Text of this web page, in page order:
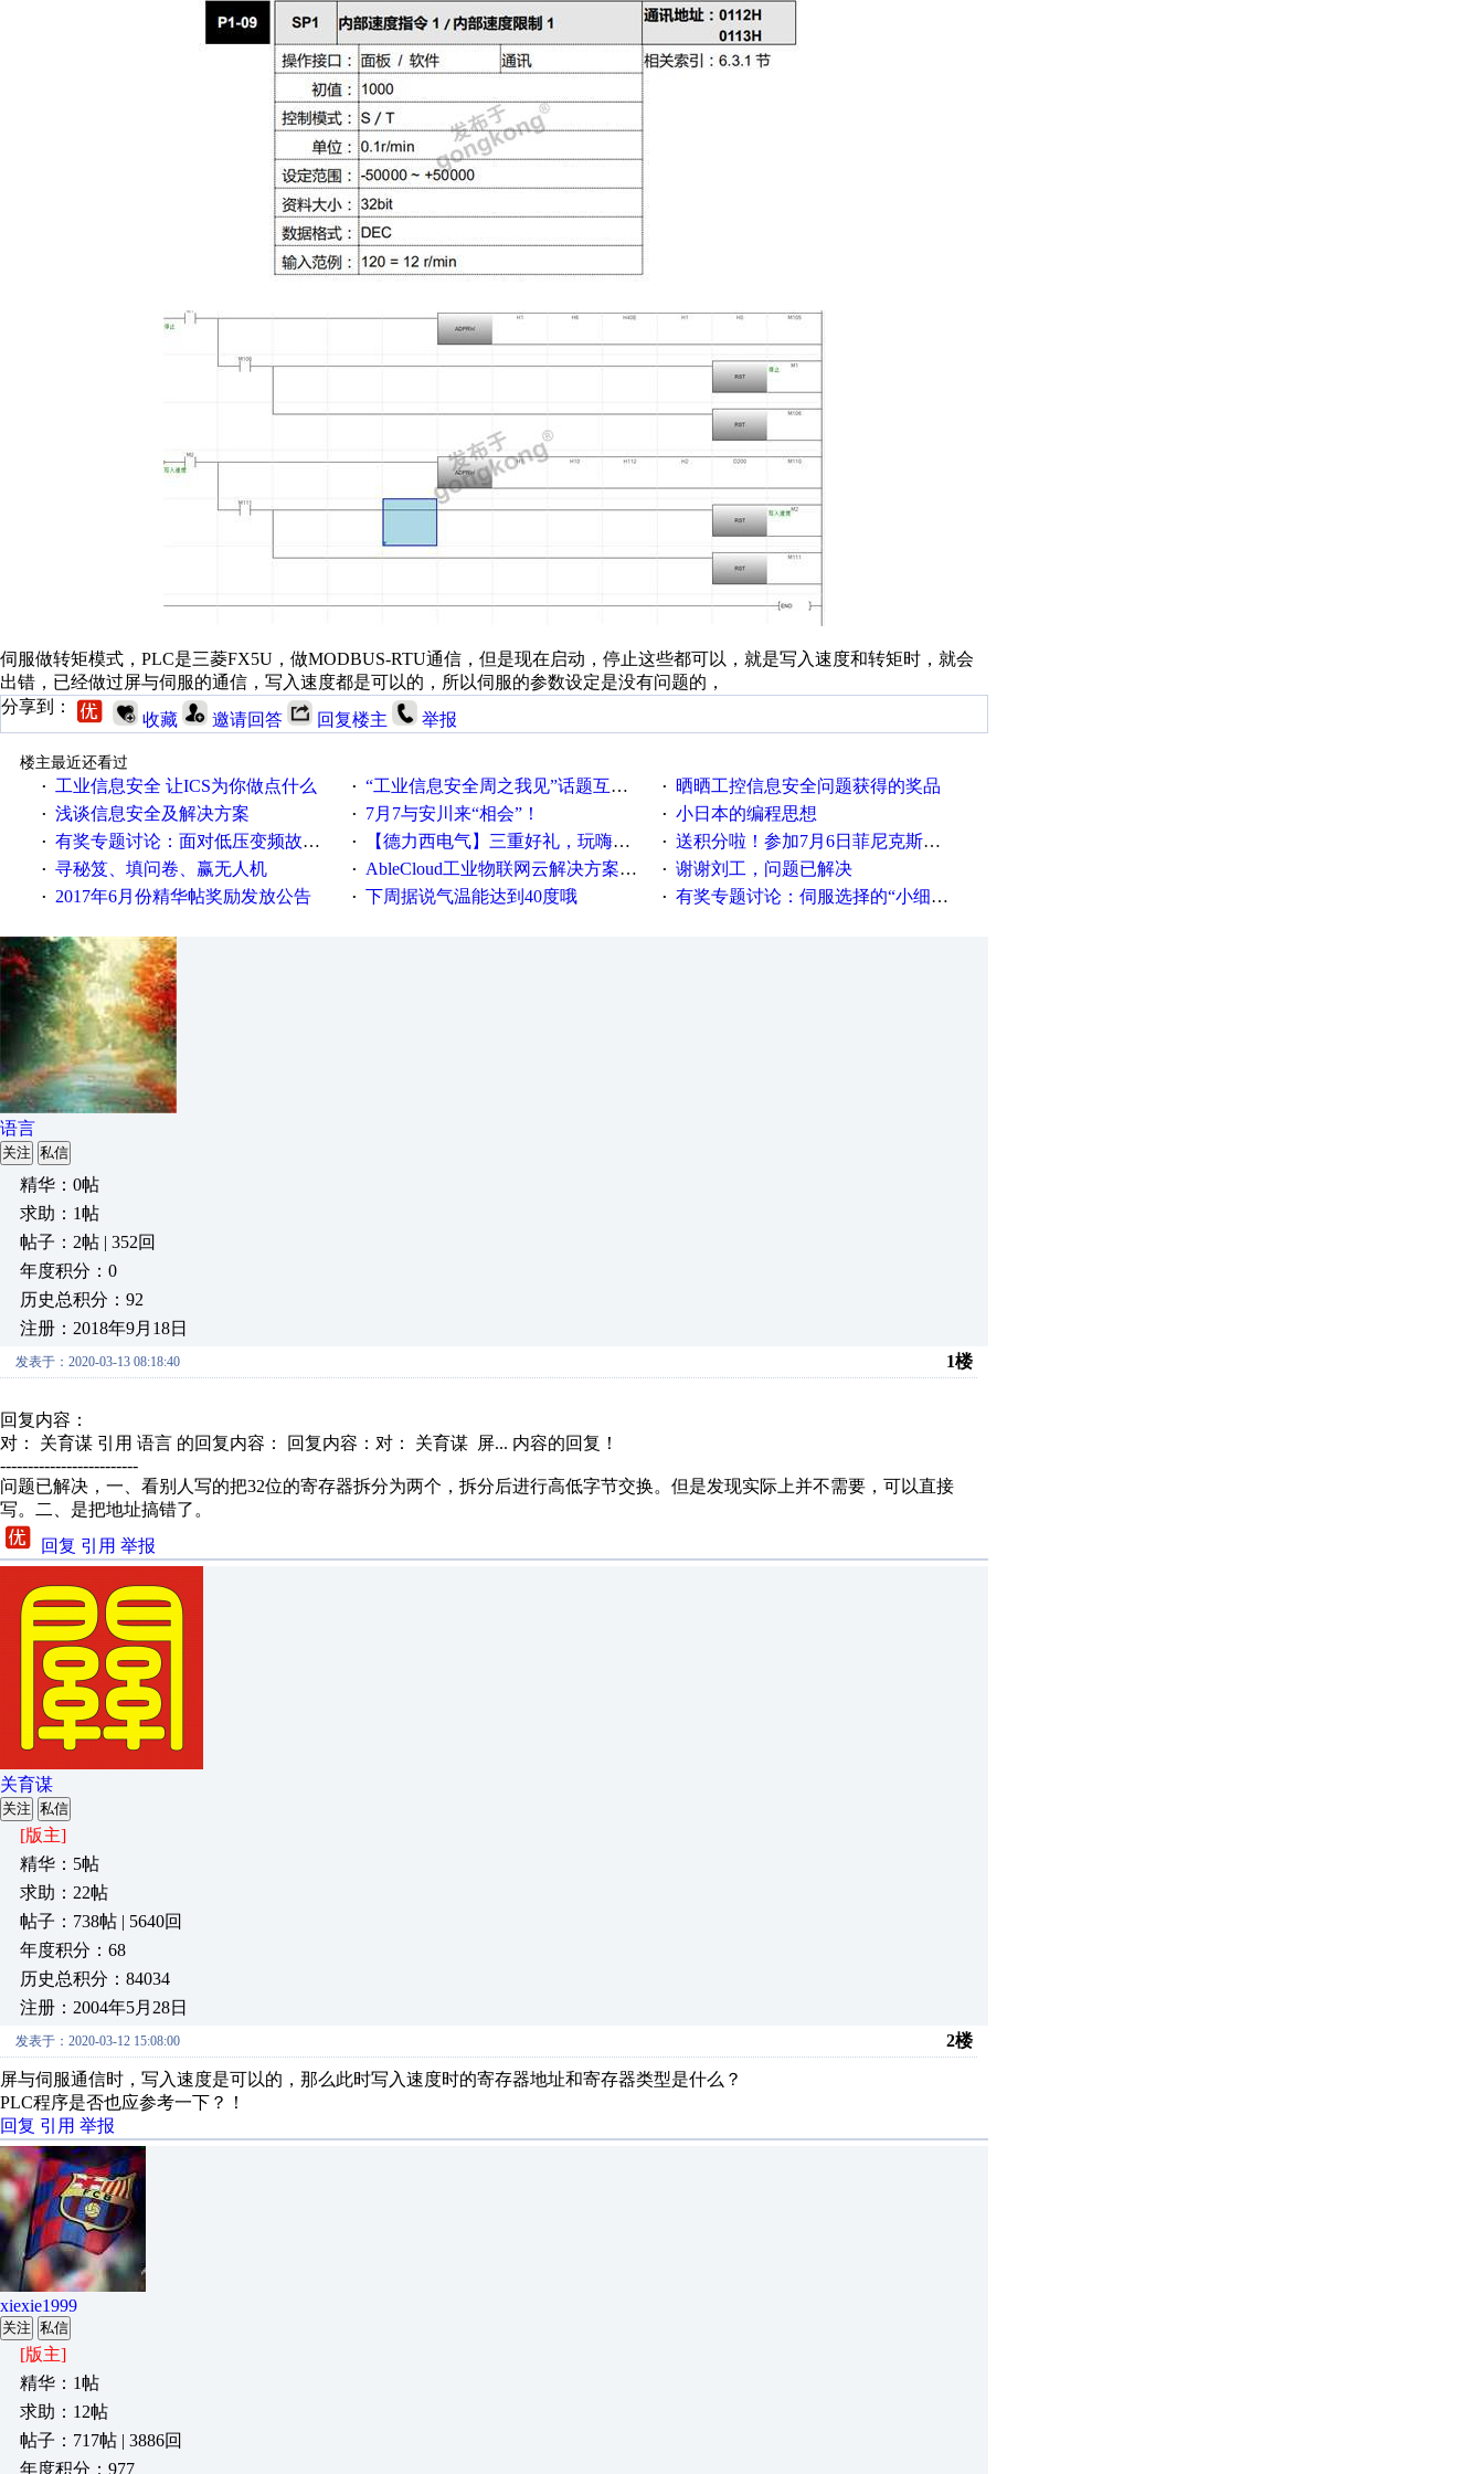
伺服做转矩模式，PLC是三菱FX5U，做MODBUS-RTU通信，但是现在启动，停止这些都可以，就是写入速度和转矩时，就会
出错，已经做过屏与伺服的通信，写入速度都是可以的，所以伺服的参数设定是没有问题的，
分享到：
收藏 邀请回答 回复楼主 举报
楼主最近还看过
·
工业信息安全 让ICS为你做点什么 · “工业信息安全周之我见”话题互动获奖名单发布公告 · 晒晒工控信息安全问题获得的奖品
· 浅谈信息安全及解决方案 · 7月7与安川来“相会”！ · 小日本的编程思想
· 有奖专题讨论：面对低压变频故障，老手是这样解决的！ · 【德力西电气】三重好礼，玩嗨夏日！ · 送积分啦！参加7月6日菲尼克斯在线研讨会即得
· 寻秘笈、填问卷、赢无人机 · AbleCloud工业物联网云解决方案实践及应用 · 谢谢刘工，问题已解决
· 2017年6月份精华帖奖励发放公告 · 下周据说气温能达到40度哦 · 有奖专题讨论：伺服选择的“小细节大学问”奖励公告
语言
关注 私信
精华：0帖
求助：1帖
帖子：2帖 | 352回
年度积分：0
历史总积分：92
注册：2018年9月18日
发表于：2020-03-13 08:18:40 1楼
回复内容：
对： 关育谋 引用 语言 的回复内容： 回复内容：对： 关育谋 屏... 内容的回复！
-------------------------
问题已解决，一、看别人写的把32位的寄存器拆分为两个，拆分后进行高低字节交换。但是发现实际上并不需要，可以直接
写。二、是把地址搞错了。
回复 引用 举报
关育谋
关注 私信
[版主]
精华：5帖
求助：22帖
帖子：738帖 | 5640回
年度积分：68
历史总积分：84034
注册：2004年5月28日
发表于：2020-03-12 15:08:00 2楼
屏与伺服通信时，写入速度是可以的，那么此时写入速度时的寄存器地址和寄存器类型是什么？
PLC程序是否也应参考一下？！
回复 引用 举报
xiexie1999
关注 私信
[版主]
精华：1帖
求助：12帖
帖子：717帖 | 3886回
年度积分：977